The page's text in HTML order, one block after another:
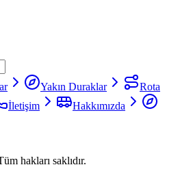
Yakın Duraklar
Rota
İletişim
Hakkımızda
hakları saklıdır.